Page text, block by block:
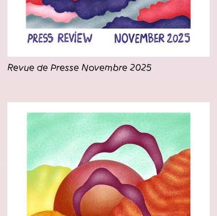
Revue de Presse Novembre 2025